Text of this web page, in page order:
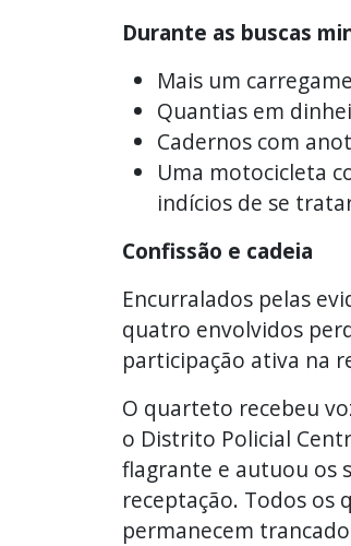
Durante as buscas
Mais um
Quantias em
Cadernos com
Uma motocicleta
indícios de se
Confissão e cadeia
Encurralados pelas
quatro envolvidos
participação ativa na
O quarteto recebeu
o Distrito Policial
flagrante e autuou os
receptação. Todos os
permanecem